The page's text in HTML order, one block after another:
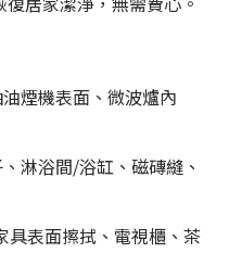
煙機表面、微波爐內
淋浴間/浴缸、磁磚縫、
具表面擦拭、電視櫃、茶